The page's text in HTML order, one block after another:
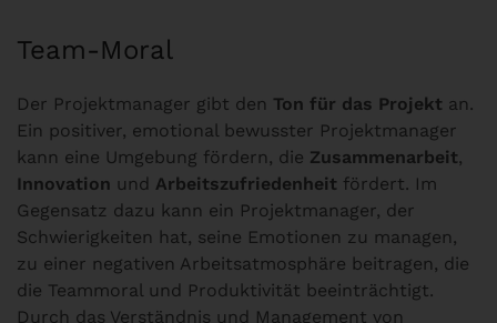
Team-Moral
Der Projektmanager gibt den Ton für das Projekt an.
Ein positiver, emotional bewusster Projektmanager
kann eine Umgebung fördern, die Zusammenarbeit,
Innovation und Arbeitszufriedenheit fördert. Im
Gegensatz dazu kann ein Projektmanager, der
Schwierigkeiten hat, seine Emotionen zu managen,
zu einer negativen Arbeitsatmosphäre beitragen, die
die Teammoral und Produktivität beeinträchtigt.
Durch das Verständnis und Management von